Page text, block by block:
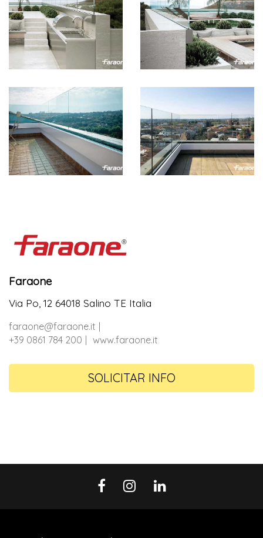
Faraone
Via Po, 12 64018 Salino TE Italia
faraone@faraone.it
+39 0861 784 200
www.faraone.it
SOLICITAR INFO